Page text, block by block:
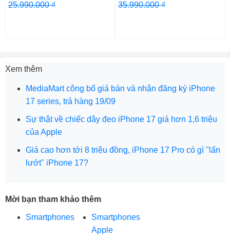
25.990.000 ₫ 35.990.000 ₫
Xem thêm
MediaMart công bố giá bán và nhận đăng ký iPhone
17 series, trả hàng 19/09
Sự thật về chiếc dây đeo iPhone 17 giá hơn 1,6 triệu
của Apple
Giá cao hơn tới 8 triệu đồng, iPhone 17 Pro có gì "lấn
lướt" iPhone 17?
Mời bạn tham khảo thêm
Smartphones
Smartphones
Apple